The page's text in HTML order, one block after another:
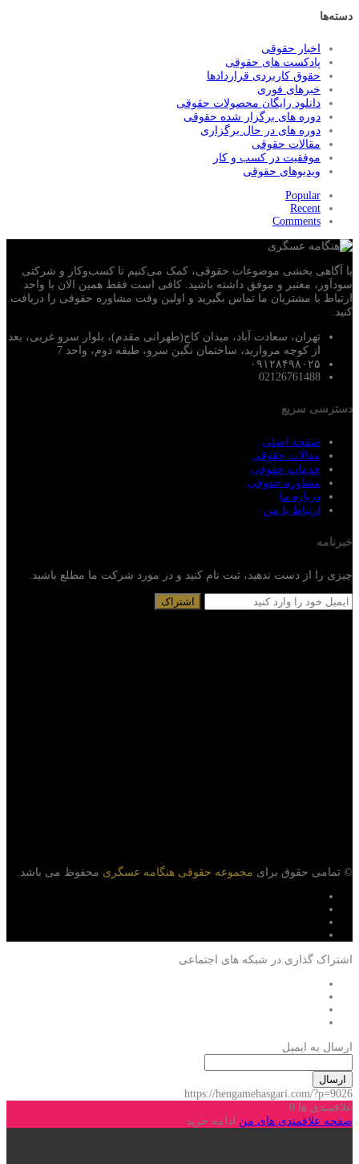
دسته‌ها
اخبار حقوقی
پادکست های حقوقی
حقوق کاربردی قراردادها
خبرهای فوری
دانلود رایگان محصولات حقوقی
دوره های برگزار شده حقوقی
دوره های در حال برگزاری
مقالات حقوقی
موفقیت در کسب و کار
ویدیوهای حقوقی
Popular
Recent
Comments
با آگاهی بخشی موضوعات حقوقی، کمک می‌‎کنیم تا کسب‌وکار و شرکتی
سودآور، معتبر و موفق داشته باشید. کافی است فقط همین الان با واحد
ارتباط با مشتریان ما تماس بگیرید و اولین وقت مشاوره حقوقی را دریافت
کنید.
تهران، سعادت آباد، میدان کاج(طهرانی مقدم)، بلوار سرو غربی، بعد
از کوچه مروارید، ساختمان نگین سرو، طبقه دوم، واحد 7
۰۹۱۲۸۴۹۸۰۲۵
02126761488
دسترسی سریع
صفحه اصلی
مقالات حقوقی
خدمات حقوقی
مشاوره حقوقی
درباره ما
ارتباط با من
خبرنامه
چیزی را از دست ندهید، ثبت نام کنید و در مورد شرکت ما مطلع باشید.
© تمامی حقوق برای مجموعه حقوقی هنگامه عسگری محفوظ می باشد.
اشتراک گذاری در شبکه های اجتماعی
ارسال به ایمیل
ارسال
https://hengamehasgari.com/?p=9026
علاقمندی ها 0
صفحه علاقمندی های من ادامه خرید